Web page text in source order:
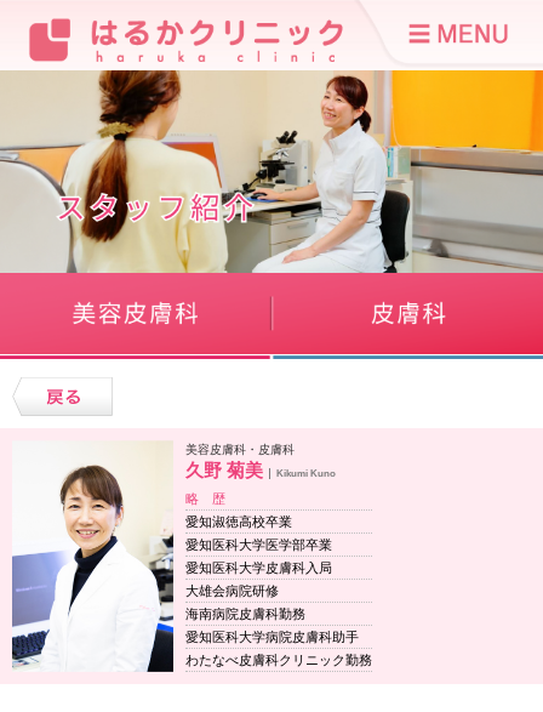
美容皮膚科・皮膚科
久野 菊美 Kikumi Kuno
略 歴
愛知淑徳高校卒業
愛知医科大学医学部卒業
愛知医科大学皮膚科入局
大雄会病院研修
海南病院皮膚科勤務
愛知医科大学病院皮膚科助手
わたなべ皮膚科クリニック勤務